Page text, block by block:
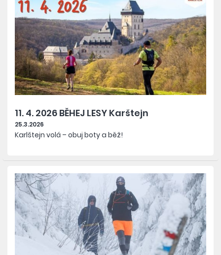
11. 4. 2026 BĚHEJ LESY Karštejn
25.3.2026
Karlštejn volá – obuj boty a běž!